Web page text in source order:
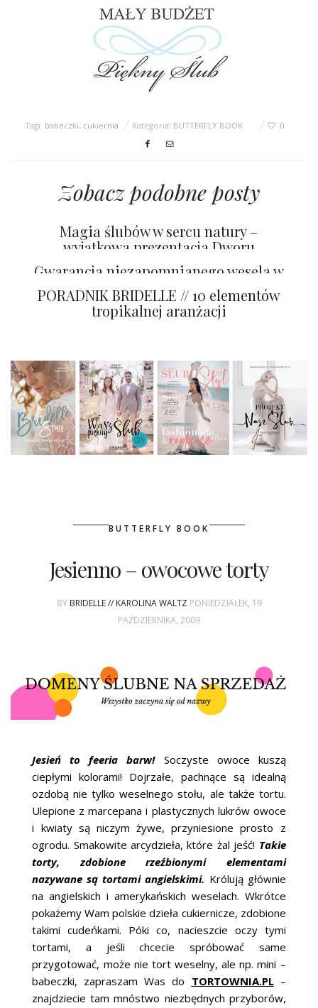
Tagi: babeczki, cukiernia Kategoria: BUTTERFLY BOOK 0
Zobacz podobne posty
Magia ślubów w sercu natury –
wyjątkowa prezentacja Dworu
Gogolewo
Gwarancja niezapomnianego wesela w
Pałacu Pakoszów
PORADNIK BRIDELLE // 10 elementów
tropikalnej aranżacji
BUTTERFLY BOOK
Jesienno – owocowe torty
BY BRIDELLE // KAROLINA WALTZ PONIEDZIAŁEK, 19
PAŹDZIERNIKA, 2009
Jesień to feeria barw! Soczyste owoce kuszą
ciepłymi kolorami! Dojrzałe, pachnące są idealną
ozdobą nie tylko weselnego stołu, ale także tortu.
Ulepione z marcepana i plastycznych lukrów owoce
i kwiaty są niczym żywe, przyniesione prosto z
ogrodu. Smakowite arcydzieła, które żal jeść! Takie
torty, zdobione rzeźbionymi elementami
nazywane są tortami angielskimi. Królują głównie
na angielskich i amerykańskich weselach. Wkrótce
pokażemy Wam polskie dzieła cukiernicze, zdobione
takimi cudeńkami. Póki co, nacieszcie oczy tymi
tortami, a jeśli chcecie spróbować same
przygotować, może nie tort weselny, ale np. mini –
babeczki, zapraszam Was do TORTOWNIA.PL–
znajdziecie tam mnóstwo niezbędnych przyborów,